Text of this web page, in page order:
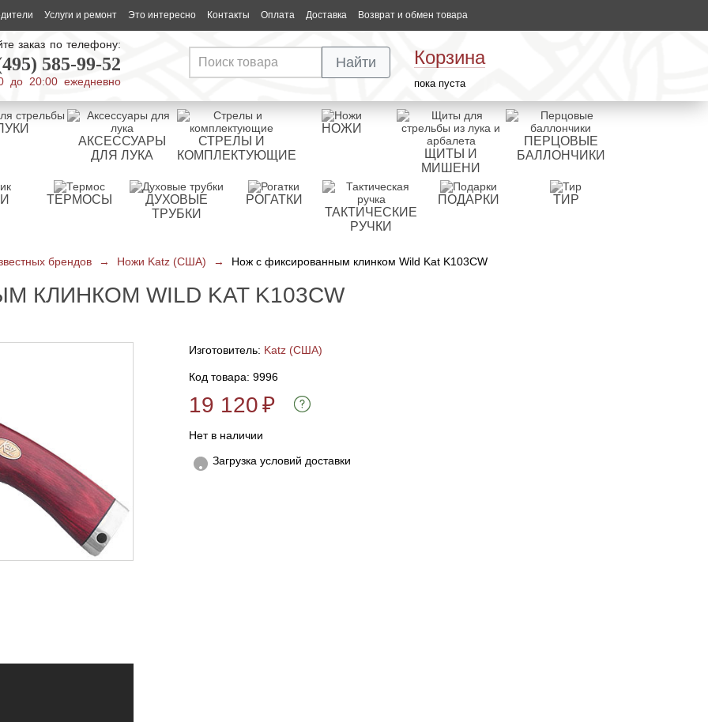
Услуги и ремонт Это интересно Контакты Оплата Доставка Возврат и обмен товара
заказ по телефону:
585-99-52
до 20:00 ежедневно
Корзина
пока пуста
Найти
АКСЕССУАРЫ
ДЛЯ ЛУКА
СТРЕЛЫ И
КОМПЛЕКТУЮЩИЕ
НОЖИ
ЩИТЫ И
МИШЕНИ
ПЕРЦОВЫЕ
БАЛЛОНЧИКИ
ТЕРМОСЫ
ДУХОВЫЕ
ТРУБКИ
РОГАТКИ
ТАКТИЧЕСКИЕ
РУЧКИ
ПОДАРКИ ТИР
брендов → Ножи Katz (США) → Нож с фиксированным клинком Wild Kat K103CW
WILD KAT K103CW
Изготовитель: Katz (США)
Код товара: 9996
19 120₽
Нет в наличии
Загрузка условий доставки